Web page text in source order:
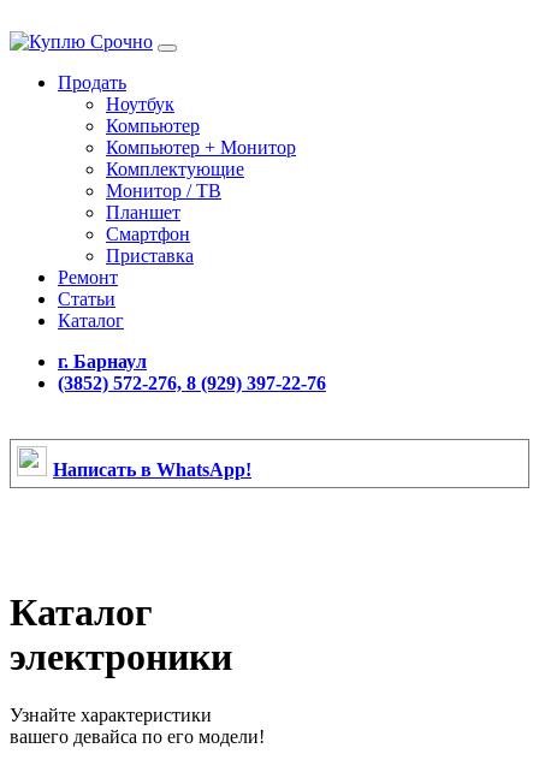
Продать
Ноутбук
Компьютер
Компьютер + Монитор
Комплектующие
Монитор / ТВ
Планшет
Смартфон
Приставка
Ремонт
Статьи
Каталог
г. Барнаул
(3852) 572-276, 8 (929) 397-22-76
Написать в WhatsApp!
Каталог
электроники
Узнайте характеристики
вашего девайса по его модели!